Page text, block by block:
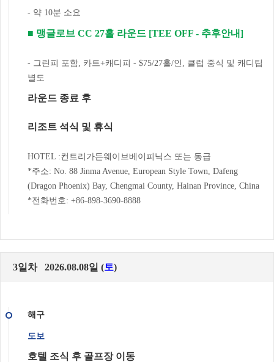
- 약 10분 소요
■ 맹글로브 CC 27홀 라운드 [TEE OFF - 추후안내]
- 그린피 포함, 카트+캐디피 - $75/27홀/인, 클럽 중식 및 캐디팁
별도
라운드 종료 후
리조트 석식 및 휴식
HOTEL :컨트리가든웨이브베이피닉스 또는 동급
*주소: No. 88 Jinma Avenue, European Style Town, Dafeng
(Dragon Phoenix) Bay, Chengmai County, Hainan Province, China
*전화번호: +86-898-3690-8888
3일차 2026.08.08일 (토)
해구
도보
호텔 조식 후 골프장 이동